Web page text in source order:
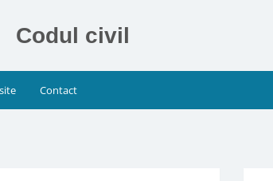
Codul civil
Contact